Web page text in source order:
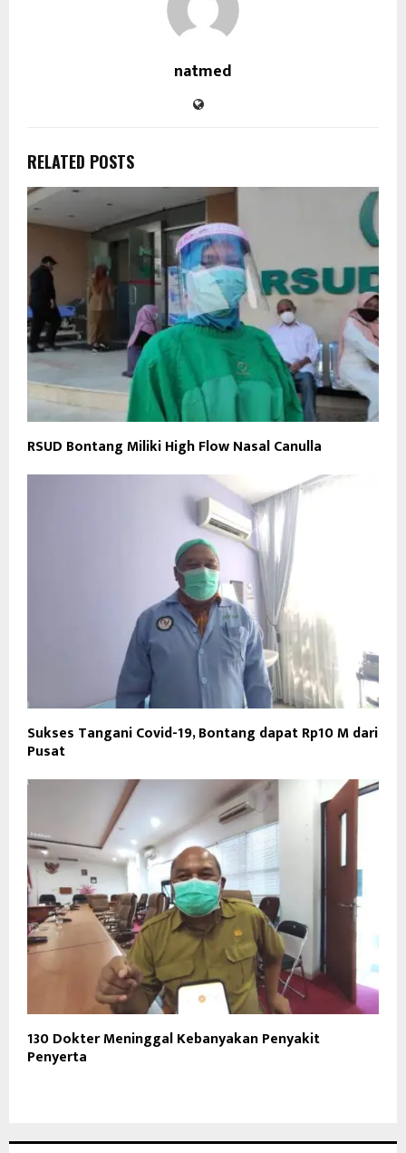
natmed
RELATED POSTS
RSUD Bontang Miliki High Flow Nasal Canulla
Sukses Tangani Covid-19, Bontang dapat Rp10 M dari
Pusat
130 Dokter Meninggal Kebanyakan Penyakit
Penyerta